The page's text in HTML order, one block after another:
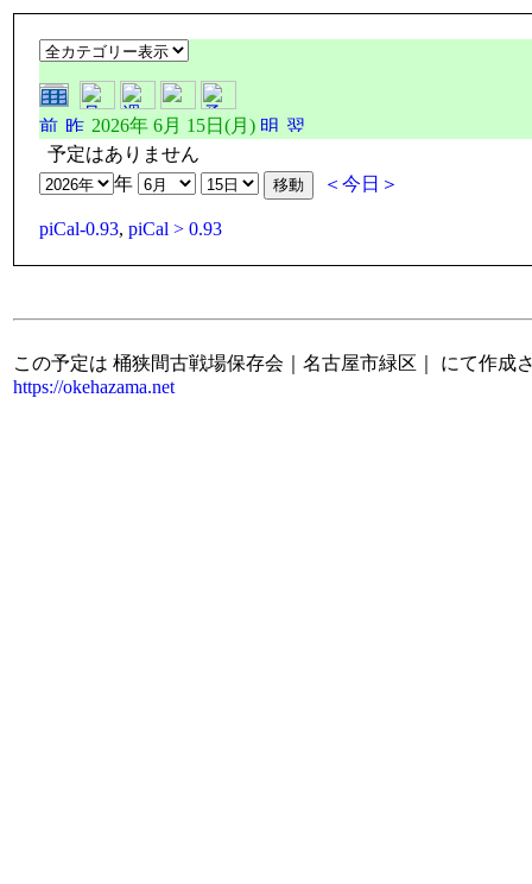
2026年 6月 15日(月)
予定はありません
年
＜今日＞
piCal-0.93, piCal > 0.93
この予定は 桶狭間古戦場保存会｜名古屋市緑区｜ にて作成
https://okehazama.net